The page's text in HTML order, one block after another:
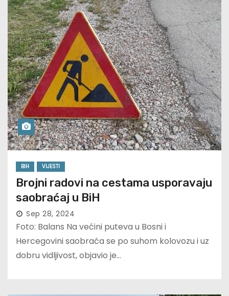
BIH VIJESTI
Brojni radovi na cestama usporavaju
saobraćaj u BiH
Sep 28, 2024
Foto: Balans Na većini puteva u Bosni i
Hercegovini saobraća se po suhom kolovozu i uz
dobru vidljivost, objavio je…